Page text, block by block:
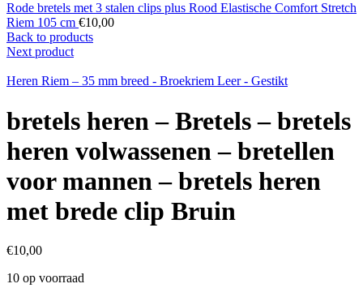
Rode bretels met 3 stalen clips plus Rood Elastische Comfort Stretch
Riem 105 cm €10,00
Back to products
Next product
Heren Riem – 35 mm breed - Broekriem Leer - Gestikt
bretels heren – Bretels – bretels
heren volwassenen – bretellen
voor mannen – bretels heren
met brede clip Bruin
€10,00
10 op voorraad